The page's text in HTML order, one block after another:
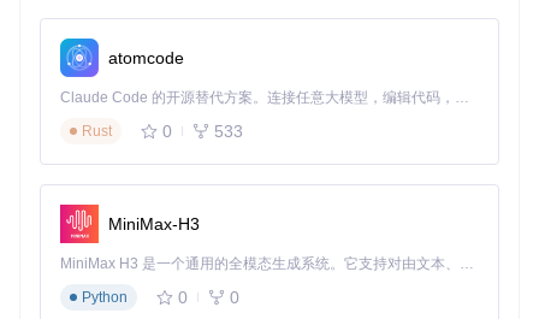
Java Development Kit (JDK)
工具包，用于运行Java应用程序）
Gradle：可选，项目构建工具（如不单独安装，可使用项
目自带的gradle wrapper）
Step 1: 获取项目源码
Step 2: 进入项目目录并构建
atomcode
Claude Code 的开源替代方案。连接任意大模型，编辑代码，运行命令，自动验证 — 全自动执行。用 Rust 构建，极致性能。 ｜ An open-source alternative to Claude Code. Connect any LLM, edit code, run commands, and verify changes — autonomously. Built in Rust for speed. Get Started
Rust
0 533
MiniMax-H3
MiniMax H3 是一个通用的全模态生成系统。它支持对由文本、图像、视频和音频组成的多模态上下文进行统一理解，并能生成分辨率高达 2K、时长可达 15 秒的带原生立体声音频的视频。得益于面向任务泛化的系统设计，H3 在预训练阶段就已具备广泛的多模态上下文理解与生成能力，能够出色地执行复杂的多模态指令。
Python
0 0